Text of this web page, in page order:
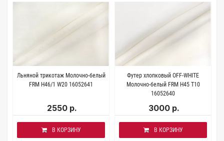
Льняной трикотаж Молочно-белый
FRM H46/1 W20 16052641
2550 р.
В КОРЗИНУ
Футер хлопковый OFF-WHITE
Молочно-белый FRM H45 T10
16052640
3000 р.
В КОРЗИНУ